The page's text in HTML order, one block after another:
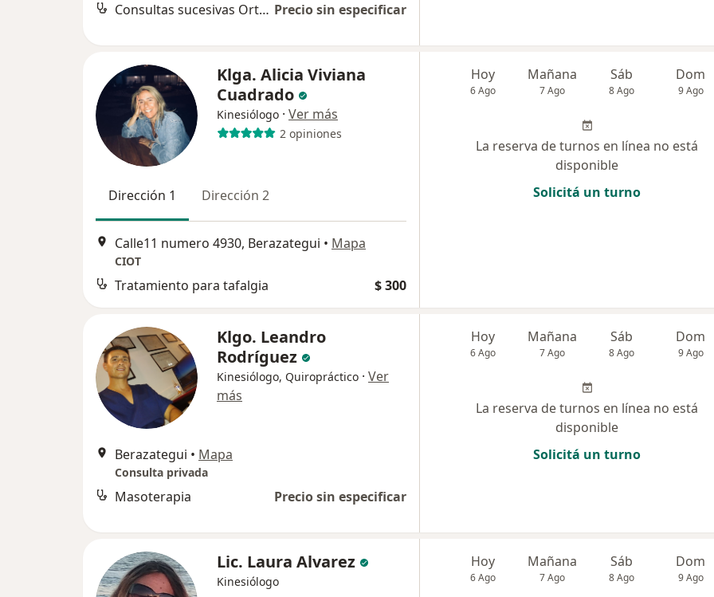
Consultas sucesivas Ortopedia y Traumatología Precio sin especificar
Klga. Alicia Viviana
Cuadrado
Kinesiólogo · Ver más
2 opiniones
Dirección 1 Dirección 2
Calle11 numero 4930, Berazategui • Mapa
CIOT
Tratamiento para tafalgia $ 300
Hoy
6 Ago
Mañana
7 Ago
Sáb
8 Ago
Dom
9 Ago
La reserva de turnos en línea no está
disponible
Solicitá un turno
Klgo. Leandro
Rodríguez
Kinesiólogo, Quiropráctico · Ver
más
Berazategui • Mapa
Consulta privada
Masoterapia Precio sin especificar
Hoy
6 Ago
Mañana
7 Ago
Sáb
8 Ago
Dom
9 Ago
La reserva de turnos en línea no está
disponible
Solicitá un turno
Lic. Laura Alvarez
Kinesiólogo
Hoy
6 Ago
Mañana
7 Ago
Sáb
8 Ago
Dom
9 Ago